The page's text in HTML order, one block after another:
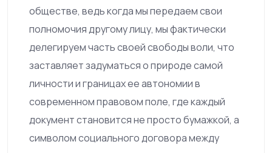
обществе, ведь когда мы передаем свои
полномочия другому лицу, мы фактически
делегируем часть своей свободы воли, что
заставляет задуматься о природе самой
личности и границах ее автономии в
современном правовом поле, где каждый
документ становится не просто бумажкой, а
символом социального договора между